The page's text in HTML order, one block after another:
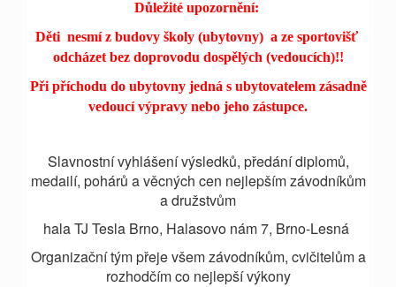
Důležité upozornění:
Děti nesmí z budovy školy (ubytovny) a ze sportovišť
odcházet bez doprovodu dospělých (vedoucích)!!
Při příchodu do ubytovny jedná s ubytovatelem zásadně
vedoucí výpravy nebo jeho zástupce.
Slavnostní vyhlášení výsledků, předání diplomů,
medailí, pohárů a věcných cen nejlepším závodníkům
a družstvům
hala TJ Tesla Brno, Halasovo nám 7, Brno-Lesná
Organizační tým přeje všem závodníkům, cvičitelům a
rozhodčím co nejlepší výkony